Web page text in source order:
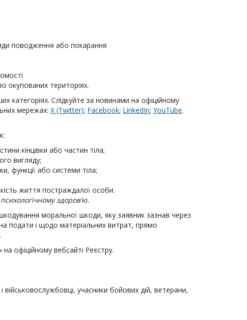
поводження або покарання
окупованих територіях.
категоріях. Слідкуйте за новинами на офіційному
мережах: X (Twitter); Facebook; LinkedIn; YouTube.
кінцівки або частин тіла;
вигляду;
функції або системи тіла;
життя постраждалої особи.
здоров’ю.
моральної шкоди, яку заявник зазнав через
подати і щодо матеріальних витрат, прямо
на офіційному вебсайті Реєстру.
військовослужбовці, учасники бойових дій, ветерани,